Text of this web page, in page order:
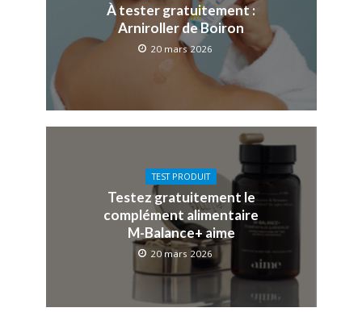
À tester gratuitement :
Arniroller de Boiron
20 mars 2026
TEST PRODUIT
Testez gratuitement le
complément alimentaire
M-Balance+ aime
20 mars 2026